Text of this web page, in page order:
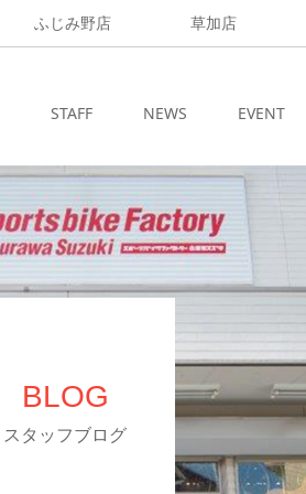
ふじみ野店 草加店
STAFF NEWS EVENT
BLOG
スタッフブログ